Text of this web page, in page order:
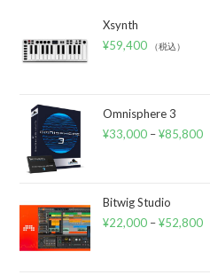
Xsynth
¥59,400 （税込）
Omnisphere 3
¥33,000 –¥85,800
Bitwig Studio
¥22,000 –¥52,800